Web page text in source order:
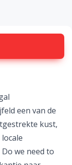
een van de
kust,